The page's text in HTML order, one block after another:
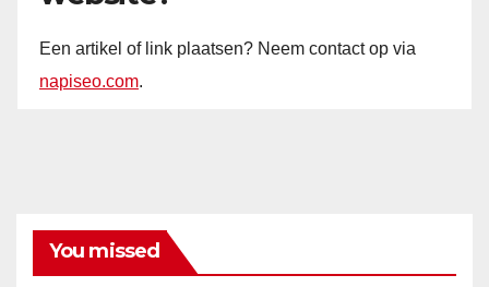
Een artikel of link plaatsen? Neem contact op via
napiseo.com.
You missed